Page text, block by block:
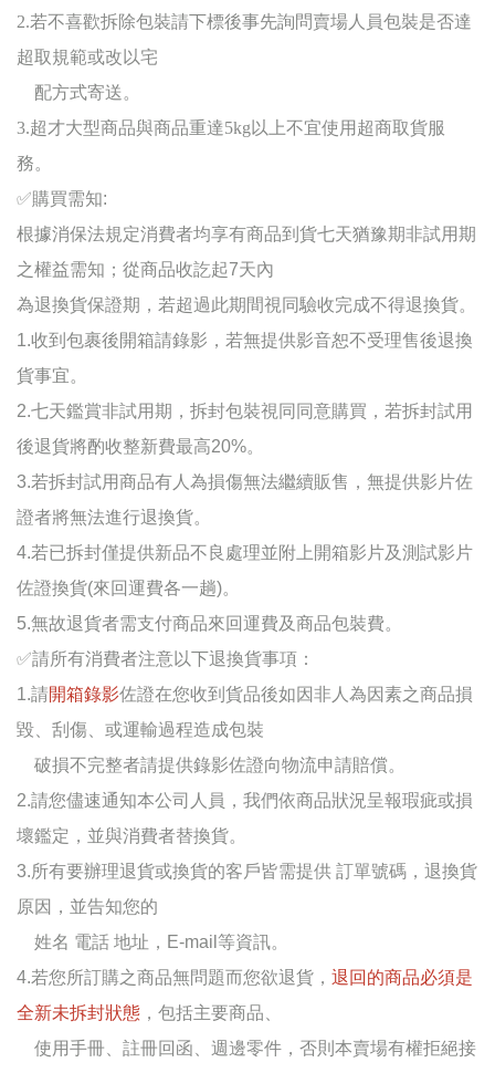
2.若不喜歡拆除包裝請下標後事先詢問賣場人員包裝是否達
超取規範或改以宅
配方式寄送。
3.超才大型商品與商品重達5kg以上不宜使用超商取貨服
務。
✅購買需知:
根據消保法規定消費者均享有商品到貨七天猶豫期非試用期
之權益需知； 從商品收訖起7天內
為退換貨保證期，若超過此期間視同驗收完成不得退換貨。
1.收到包裹後開箱請錄影，若無提供影音恕不受理售後退換
貨事宜。
2.七天鑑賞非試用期 ， 拆封包裝視同同意購買，若拆封試用
後退貨將酌收整新費最高20%。
3.若拆封試用商品有人為損傷無法繼續販售，無提供影片佐
證者將無法進行退換貨。
4.若已拆封僅提供新品不良處理並附上開箱影片及測試影片
佐證換貨(來回運費各一趟)。
5.無故退貨者需支付商品來回運費及商品包裝費。
✅請所有消費者注意以下退換貨事項：
1.請開箱錄影佐證在您收到貨品後如因非人為因素之商品損
毀、刮傷、或運輸過程造成包裝
破損不完整者請提供錄影佐證向物流申請賠償。
2.請您儘速通知本公司人員，我們依商品狀況呈報瑕疵或損
壞鑑定，並與消費者替換貨。
3.所有要辦理退貨或換貨的客戶皆需提供 訂單號碼，退換貨
原因，並告知您的
姓名 電話 地址，E-mail等資訊。
4.若您所訂購之商品無問題而您欲退貨， 退回的商品必須是
全新未拆封狀態 ，包括主要商品、
使用手冊、註冊回函、週邊零件，否則本賣場有權拒絕接